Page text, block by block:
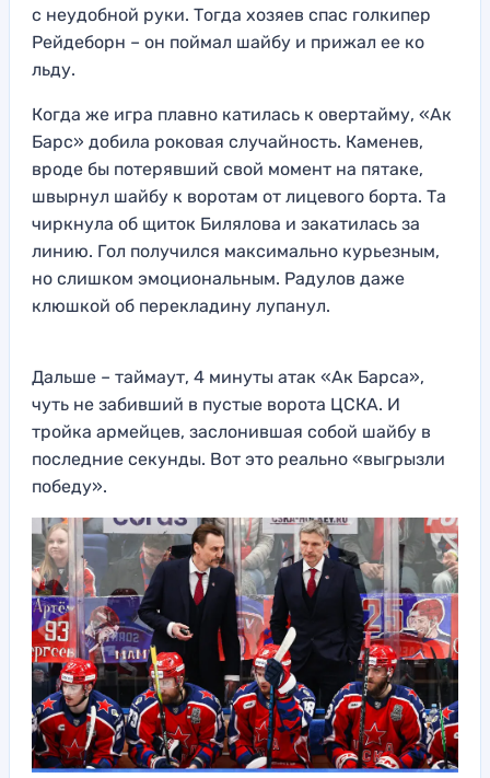
с неудобной руки. Тогда хозяев спас голкипер
Рейдеборн – он поймал шайбу и прижал ее ко
льду.
Когда же игра плавно катилась к овертайму, «Ак
Барс» добила роковая случайность. Каменев,
вроде бы потерявший свой момент на пятаке,
швырнул шайбу к воротам от лицевого борта. Та
чиркнула об щиток Билялова и закатилась за
линию. Гол получился максимально курьезным,
но слишком эмоциональным. Радулов даже
клюшкой об перекладину лупанул.
Дальше – таймаут, 4 минуты атак «Ак Барса»,
чуть не забивший в пустые ворота ЦСКА. И
тройка армейцев, заслонившая собой шайбу в
последние секунды. Вот это реально «выгрызли
победу».